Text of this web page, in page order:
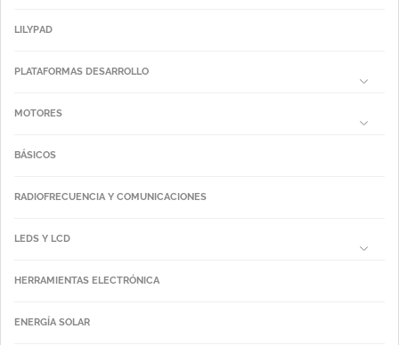
LILYPAD
PLATAFORMAS DESARROLLO
MOTORES
BÁSICOS
RADIOFRECUENCIA Y COMUNICACIONES
LEDS Y LCD
HERRAMIENTAS ELECTRÓNICA
ENERGÍA SOLAR